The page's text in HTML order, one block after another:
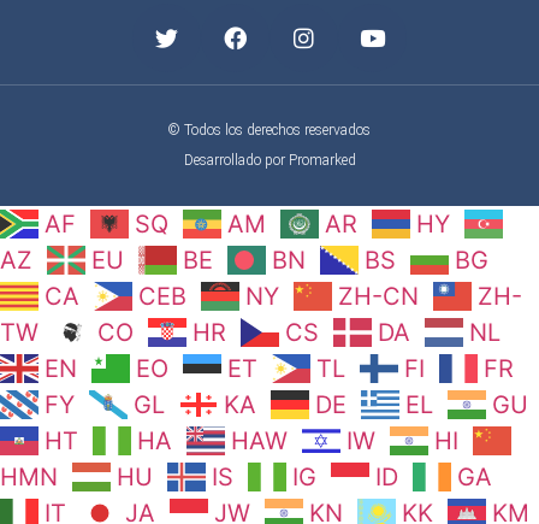
© Todos los derechos reservados
Desarrollado por Promarked
AF SQ AM AR
HY
AZ
EU BE BN BS
BG
CA
CEB NY ZH-CN
ZH-
TW
CO HR CS DA
NL
EN
EO ET TL FI
FR
FY
GL KA DE EL
GU
HT
HA HAW IW
HI
HMN
HU IS IG ID
GA
IT
JA JW KN KK KM